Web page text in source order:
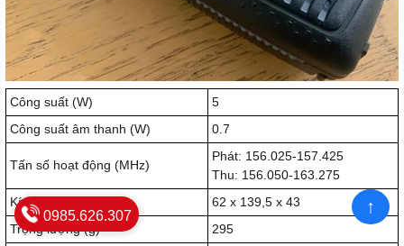
Công suất (W)
5
Công suất âm thanh (W)
0.7
Tấn số hoạt động (MHz)
Phát: 156.025-157.425
Thu: 156.050-163.275
Kích thước (mm)
62 x 139,5 x 43
Trọng lượng (g)
295
0985.626.307 ↑